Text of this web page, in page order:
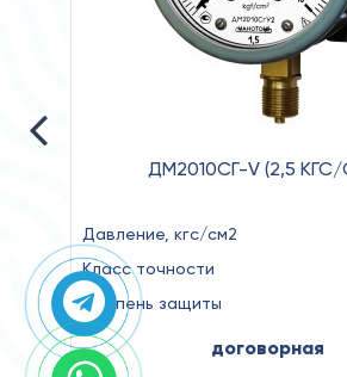
ДМ2010СГ-V (2,5
Давление, кгс/см2
Класс точности
Степень защиты
договорная